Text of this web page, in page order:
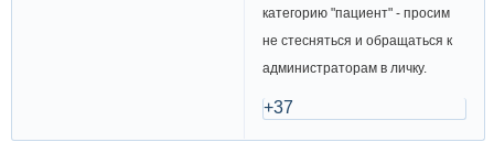
категорию "пациент" - просим
не стесняться и обращаться к
администраторам в личку.
+37